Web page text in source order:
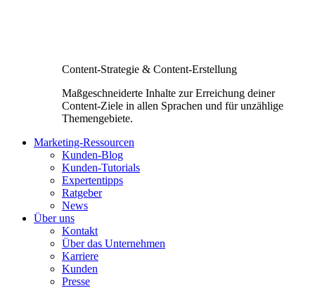
Content-Strategie & Content-Erstellung
Maßgeschneiderte Inhalte zur Erreichung deiner
Content-Ziele in allen Sprachen und für unzählige
Themengebiete.
Marketing-Ressourcen
Kunden-Blog
Kunden-Tutorials
Expertentipps
Ratgeber
News
Über uns
Kontakt
Über das Unternehmen
Karriere
Kunden
Presse